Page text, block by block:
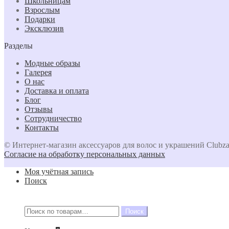
Взрослым
Подарки
Эксклюзив
Разделы
Модные образы
Галерея
О нас
Доставка и оплата
Блог
Отзывы
Сотрудничество
Контакты
© Интернет-магазин аксессуаров для волос и украшений
Согласие на обработку персональных данных
Моя учётная запись
Поиск
Искать: Поиск